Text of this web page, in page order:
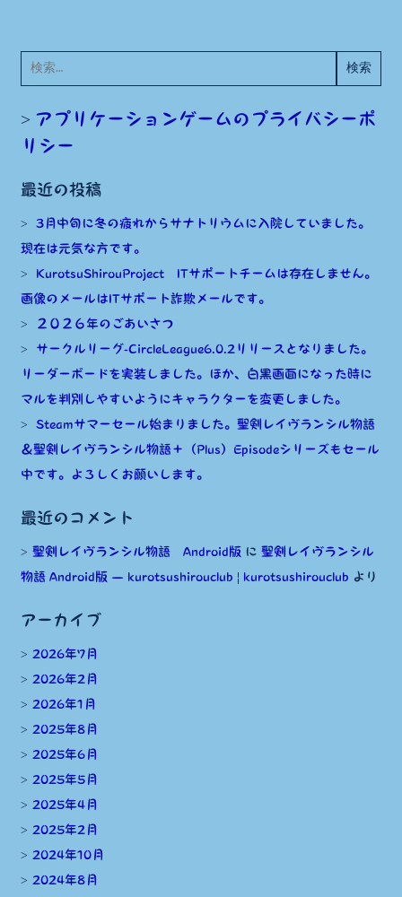
ラ
ル
物
語
iOS
版
2022
バ
ー
ジ
ョ
ン
5.9.6
索:
アプリケーションゲームのプライバシーポ
リシー
最近の投稿
3月中旬に冬の疲れからサナトリウムに入院していました。
現在は元気な方です。
KurotsuShirouProject ITサポートチームは存在しません。
画像のメールはITサポート詐欺メールです。
２０２６年のごあいさつ
サークルリーグ-CircleLeague6.0.2リリースとなりました。
リーダーボードを実装しました。ほか、白黒画面になった時に
マルを判別しやすいようにキャラクターを変更しました。
Steamサマーセール始まりました。聖剣レイヴランシル物語
＆聖剣レイヴランシル物語＋（Plus）Episodeシリーズもセール
中です。よろしくお願いします。
最近のコメント
聖剣レイヴランシル物語 Android版 に 聖剣レイヴランシル
物語 Android版 — kurotsushirouclub | kurotsushirouclub より
アーカイブ
2026年7月
2026年2月
2026年1月
2025年8月
2025年6月
2025年5月
2025年4月
2025年2月
2024年10月
2024年8月